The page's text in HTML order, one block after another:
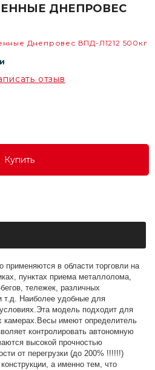
ДНЕПРОВЕС
Днепровес ВПД-Л1212 500кг
отзыв
Купить
Купить
в области торговли на
пунктах приема металлолома,
тележек, различных
т.д. Наиболее удобные для
модель подходит для
камерах.Весы имеют определитель
контролировать автономную
высокой прочностью
от перегрузки (до 200% !!!!!!)
а именно тем, что